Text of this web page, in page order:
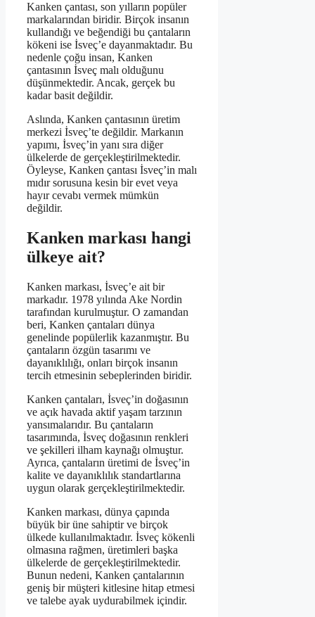
Kanken çantası, son yılların popüler
markalarından biridir. Birçok insanın
kullandığı ve beğendiği bu çantaların
kökeni ise İsveç’e dayanmaktadır. Bu
nedenle çoğu insan, Kanken
çantasının İsveç malı olduğunu
düşünmektedir. Ancak, gerçek bu
kadar basit değildir.
Aslında, Kanken çantasının üretim
merkezi İsveç’te değildir. Markanın
yapımı, İsveç’in yanı sıra diğer
ülkelerde de gerçekleştirilmektedir.
Öyleyse, Kanken çantası İsveç’in malı
mıdır sorusuna kesin bir evet veya
hayır cevabı vermek mümkün
değildir.
Kanken markası hangi
ülkeye ait?
Kanken markası, İsveç’e ait bir
markadır. 1978 yılında Ake Nordin
tarafından kurulmuştur. O zamandan
beri, Kanken çantaları dünya
genelinde popülerlik kazanmıştır. Bu
çantaların özgün tasarımı ve
dayanıklılığı, onları birçok insanın
tercih etmesinin sebeplerinden biridir.
Kanken çantaları, İsveç’in doğasının
ve açık havada aktif yaşam tarzının
yansımalarıdır. Bu çantaların
tasarımında, İsveç doğasının renkleri
ve şekilleri ilham kaynağı olmuştur.
Ayrıca, çantaların üretimi de İsveç’in
kalite ve dayanıklılık standartlarına
uygun olarak gerçekleştirilmektedir.
Kanken markası, dünya çapında
büyük bir üne sahiptir ve birçok
ülkede kullanılmaktadır. İsveç kökenli
olmasına rağmen, üretimleri başka
ülkelerde de gerçekleştirilmektedir.
Bunun nedeni, Kanken çantalarının
geniş bir müşteri kitlesine hitap etmesi
ve talebe ayak uydurabilmek içindir.